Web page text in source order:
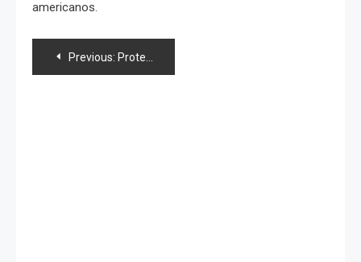
americanos.
Navegación
Previous: Protestan japoneses contra la recientemente dictaminada «Ley de secretos de Estado»